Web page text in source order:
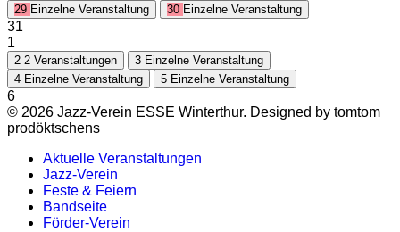
29 Einzelne Veranstaltung 30 Einzelne Veranstaltung
31
1
2 2 Veranstaltungen 3 Einzelne Veranstaltung
4 Einzelne Veranstaltung 5 Einzelne Veranstaltung
6
© 2026 Jazz-Verein ESSE Winterthur. Designed by tomtom
prodöktschens
Aktuelle Veranstaltungen
Jazz-Verein
Feste & Feiern
Bandseite
Förder-Verein